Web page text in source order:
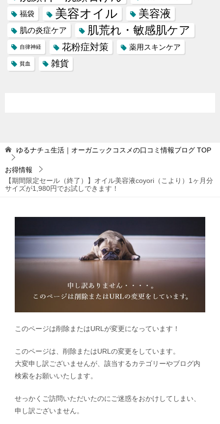
福袋 美容オイル 美容液
肌の炎症ケア 肌荒れ・敏感肌ケア
自律神経 花粉症対策 薬用スキンケア
貧血 雑貨
ゆるナチュ生活｜オーガニックコスメの口コミ情報ブログ TOP
お得情報
【期間限定セール（終了）】オイル美容液coyori（こより）1ヶ月分
サイズが1,980円でお試しできます！
このページは削除またはURLが変更になっています！
このページは、削除またはURLの変更をしています。
大変申し訳ございませんが、該当するカテゴリーやブログ内
検索をお願いいたします。
せっかくご訪問いただいたのにご迷惑をおかけしてしまい、
申し訳ございません。